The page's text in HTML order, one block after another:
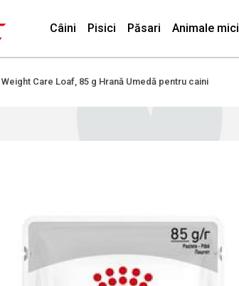
Câini Pisici Păsari Animale mici
Weight Care Loaf, 85 g Hrană Umedă pentru caini